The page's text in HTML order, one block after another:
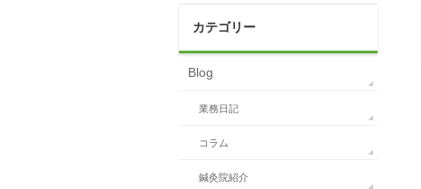
カテゴリー
Blog
業務日記
コラム
鍼灸院紹介